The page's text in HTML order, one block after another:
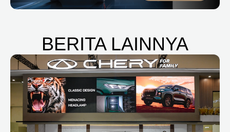
BERITA LAINNYA